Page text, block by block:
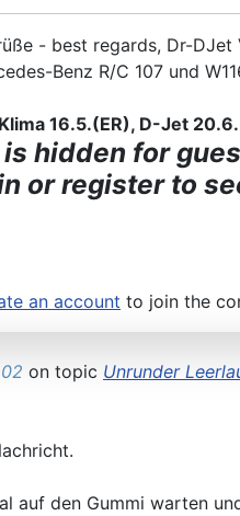
- best regards, Dr-DJet
Benz R/C 107 und
16.5.(ER), D-Jet
hidden for
or register to
an account to join the
on topic Unrunder
auf den Gummi warten